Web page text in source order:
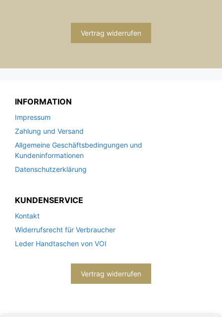
Vertrag widerrufen
INFORMATION
Impressum
Zahlung und Versand
Allgemeine Geschäftsbedingungen und
Kundeninformationen
Datenschutzerklärung
KUNDENSERVICE
Kontakt
Widerrufsrecht für Verbraucher
Leder Handtaschen von VOI
Vertrag widerrufen